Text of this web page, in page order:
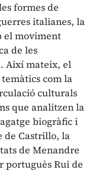
formes de
italianes, la
el moviment
de les
Així mateix, el
com la
culturals
que analitzen la
biogràfic i
de Castrillo, la
de Menandre
portuguès Rui de